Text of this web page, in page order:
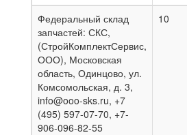
Федеральный склад
запчастей: СКС,
(СтройКомплектСервис,
ООО), Московская
область, Одинцово, ул.
Комсомольская, д. 3,
info@ooo-sks.ru, +7
(495) 597-07-70, +7-
906-096-82-55
10